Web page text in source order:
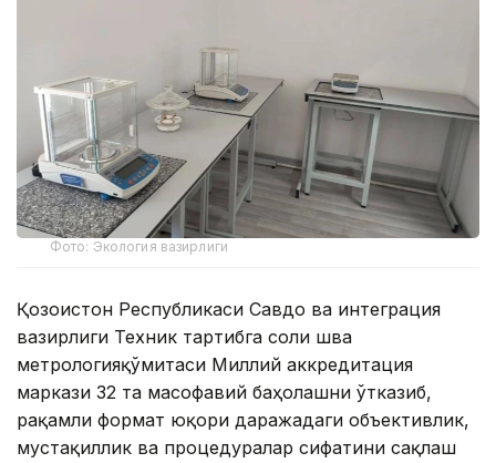
Фото: Экология вазирлиги
Қозоғистон Республикаси Савдо ва интеграция
вазирлиги Техник тартибга соли шва
метрологияқўмитаси Миллий аккредитация
маркази 32 та масофавий баҳолашни ўтказиб,
рақамли формат юқори даражадаги объективлик,
мустақиллик ва процедуралар сифатини сақлаш